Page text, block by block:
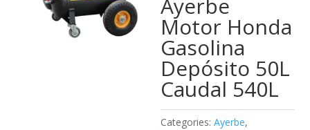
Ayerbe
Motor Honda
Gasolina
Depósito 50L
Caudal 540L
Categories:Ayerbe,